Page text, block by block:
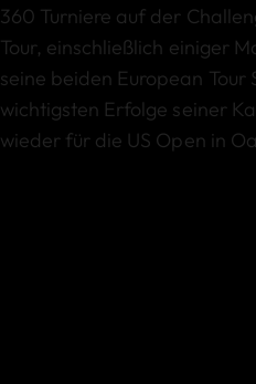
360 Turniere auf der
Tour, einschließlich einiger
seine beiden European Tour
wichtigsten Erfolge seiner
wieder für die US Open in